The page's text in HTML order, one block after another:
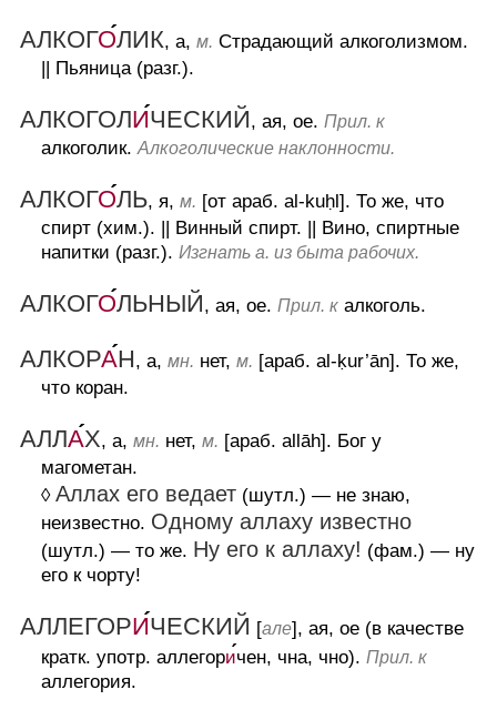
АЛКОГОЛИК, а, м. Страдающий алкоголизмом.
Пьяница (разг.).
АЛКОГОЛИЧЕСКИЙ, ая, ое. Прил. к
алкоголик. Алкоголические наклонности.
АЛКОГОЛЬ, я, м. [от араб. al-kuh l]. То же, что
спирт (хим.).
Винный спирт.
Вино, спиртные
напитки (разг.). Изгнать а. из быта рабочих.
АЛКОГОЛЬНЫЙ, ая, ое. Прил. к алкоголь.
АЛКОРАН, а, мн. нет, м. [араб. al-kur’ān]. То же,
что коран.
АЛЛАХ, а, мн. нет, м. [араб. allāh]. Бог у
магометан.
◊ Аллах его ведает (шутл.) — не знаю,
неизвестно. Одному аллаху известно
(шутл.) — то же. Ну его к аллаху! (фам.) — ну
его к чорту!
АЛЛЕГОРИЧЕСКИЙ [але], ая, ое (в качестве
кратк. употр. аллегоричен, чна, чно). Прил. к
аллегория.